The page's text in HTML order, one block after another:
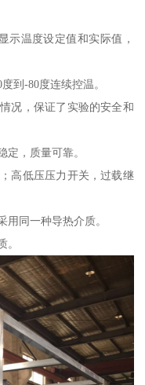
示温度设定值和实际值，
到-80度连续控温。
况，保证了实验的安全和
定，质量可靠。
高低压压力开关，过载继
用同一种导热介质。
。